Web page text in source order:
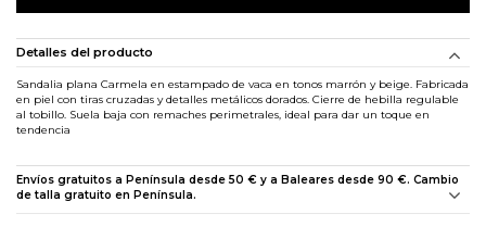
Detalles del producto
Sandalia plana Carmela en estampado de vaca en tonos marrón y beige. Fabricada
en piel con tiras cruzadas y detalles metálicos dorados. Cierre de hebilla regulable
al tobillo. Suela baja con remaches perimetrales, ideal para dar un toque en
tendencia
Envíos gratuitos a Península desde 50 € y a Baleares desde 90 €. Cambio
de talla gratuito en Península.